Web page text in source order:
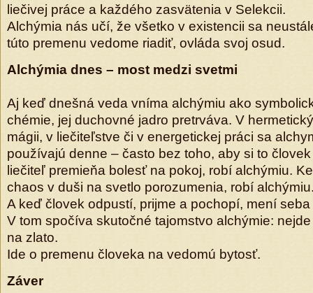
liečivej práce a každého zasvätenia v Selekcii.
Alchýmia nás učí, že všetko v existencii sa
túto premenu vedome riadiť, ovláda svoj osud.
Alchýmia dnes – most medzi svetmi
Aj keď dnešná veda vníma alchýmiu ako
chémie, jej duchovné jadro pretrváva. V
mágii, v liečiteľstve či v energetickej práci sa
používajú denne – často bez toho, aby si to
liečiteľ premieňa bolesť na pokoj, robí alchýmiu.
chaos v duši na svetlo porozumenia, robí
A keď človek odpustí, prijme a pochopí, mení
V tom spočíva skutočné tajomstvo alchýmie:
na zlato.
Ide o premenu človeka na vedomú bytosť.
Záver